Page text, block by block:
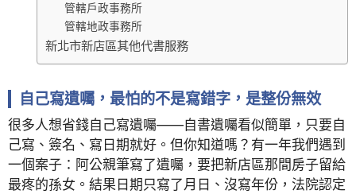
管轄戶政事務所
管轄地政事務所
新北市新店區其他代書服務
自己寫遺囑，最怕的不是寫錯字，是整份無效
很多人想省錢自己寫遺囑——自書遺囑看似簡單，只要自
己寫、簽名、寫日期就好。但你知道嗎？有一年我們遇到
一個案子：阿公親筆寫了遺囑，要把新店區那間房子留給
最疼的孫女。結果日期只寫了月日、沒寫年份，法院認定